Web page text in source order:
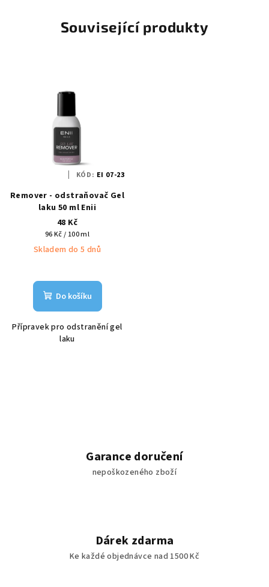
Související produkty
Remover - odstraňovač Gel
laku 50 ml Enii
48 Kč
Měrná
cena:
96 Kč / 100 ml
Skladem do 5 dnů
Do košíku
Přípravek pro odstranění gel
laku
KÓD: EI 07-23
Garance doručení
nepoškozeného zboží
Dárek zdarma
Ke každé objednávce nad 1500 Kč